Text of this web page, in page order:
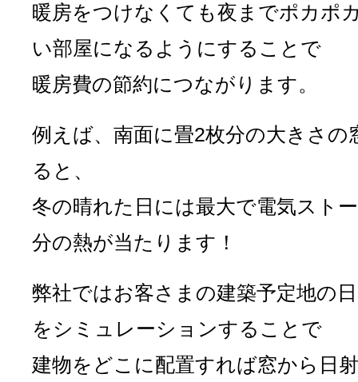
暖房をつけなくても夜までポカポ
い部屋になるようにすることで
暖房費の節約につながります。
例えば、南面に畳2枚分の大きさの
ると、
冬の晴れた日には最大で電気スト
分の熱が当たります！
弊社ではお客さまの建築予定地の
をシミュレーションすることで
建物をどこに配置すれば窓から日